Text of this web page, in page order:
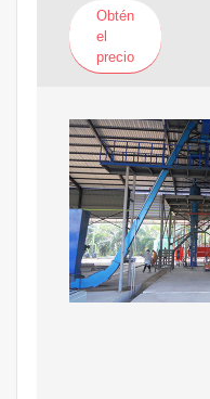
Obtén
el
precio